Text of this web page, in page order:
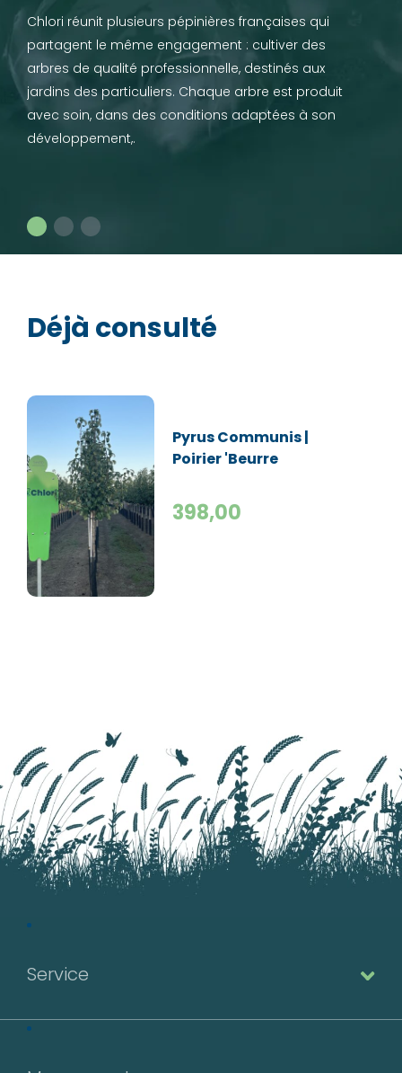
Chlori réunit plusieurs pépinières françaises qui
partagent le même engagement : cultiver des
arbres de qualité professionnelle, destinés aux
jardins des particuliers. Chaque arbre est produit
avec soin, dans des conditions adaptées à son
développement,.
Déjà consulté
Pyrus Communis |
Poirier 'Beurre
398,00
Service